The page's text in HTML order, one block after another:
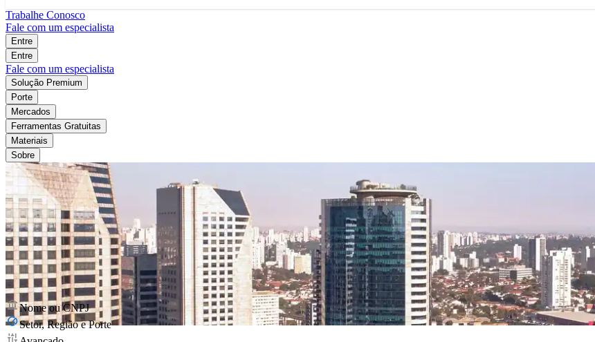
Trabalhe Conosco
Fale com um especialista
Entre
Entre
Fale com um especialista
Solução Premium
Porte
Mercados
Ferramentas Gratuitas
Materiais
Sobre
Nome ou CNPJ
Setor, Região e Porte